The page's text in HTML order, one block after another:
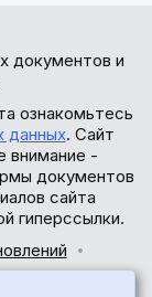
документов и
ознакомьтесь
данных. Сайт
внимание -
документов
сайта
гиперссылки.